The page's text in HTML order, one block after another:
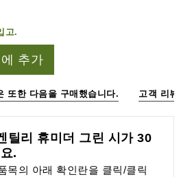
고.
추가
또한 다음을 구매했습니다. 고객 리뷰
틸리 휴미더 그린 시가 30
.
목의 아래 확인란을 클릭/클릭